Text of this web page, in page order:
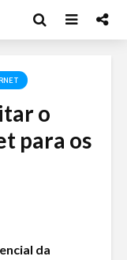
o
para os
da